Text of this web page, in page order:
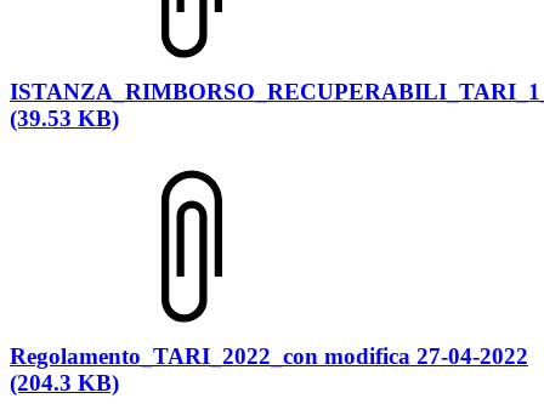
(39.53 KB)
Regolamento_TARI_2022_con modifica 27-04-2022
(204.3 KB)